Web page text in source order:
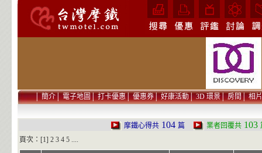
│簡介│電子地圖│打卡優惠│優惠券│好康活動│3D 環景│房間│相片
摩鐵心得共104 篇 業者回覆共103
頁次：[1] 2 3 4 5....